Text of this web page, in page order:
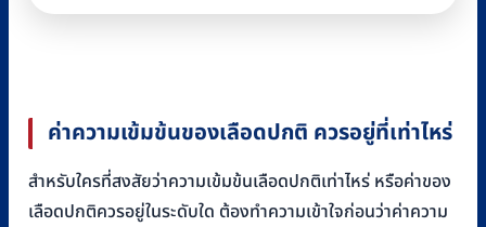
ค่าความเข้มข้นของเลือดปกติ ควรอยู่ที่เท่าไหร่
สำหรับใครที่สงสัยว่าความเข้มข้นเลือดปกติเท่าไหร่ หรือค่าของ
เลือดปกติควรอยู่ในระดับใด ต้องทำความเข้าใจก่อนว่าค่าความ